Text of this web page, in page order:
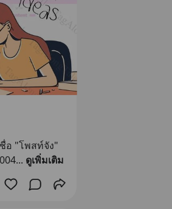
อ "โพสท์จัง"
... ดูเพิ่มเติม